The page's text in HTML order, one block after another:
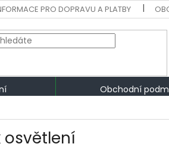
PRO DOPRAVU A PLATBY
Obchodní
osvětlení